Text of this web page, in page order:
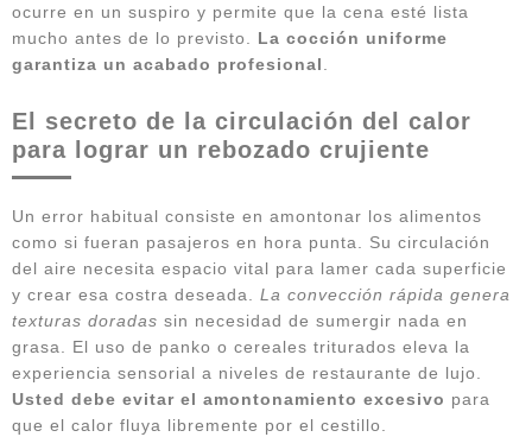
ocurre en un suspiro y permite que la cena esté lista
mucho antes de lo previsto. La cocción uniforme
garantiza un acabado profesional
El secreto de la circulación del calor
para lograr un rebozado crujiente
Un error habitual consiste en amontonar los alimentos
como si fueran pasajeros en hora punta. Su circulación
del aire necesita espacio vital para lamer cada superficie
y crear esa costra deseada. La convección rápida genera
texturas doradas sin necesidad de sumergir nada en
grasa. El uso de panko o cereales triturados eleva la
experiencia sensorial a niveles de restaurante de lujo.
Usted debe evitar el amontonamiento excesivo para
que el calor fluya libremente por el cestillo.